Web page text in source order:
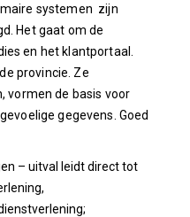
systemen zijn
Het gaat om de
en het klantportaal.
provincie. Ze
vormen de basis voor
gegevens. Goed
– uitval leidt direct tot